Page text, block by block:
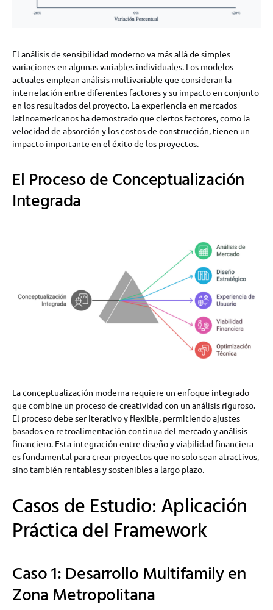
El análisis de sensibilidad moderno va más allá de simples
variaciones en algunas variables individuales. Los modelos
actuales emplean análisis multivariable que consideran la
interrelación entre diferentes factores y su impacto en conjunto
en los resultados del proyecto. La experiencia en mercados
latinoamericanos ha demostrado que ciertos factores, como la
velocidad de absorción y los costos de construcción, tienen un
impacto importante en el éxito de los proyectos.
El Proceso de Conceptualización
Integrada
La conceptualización moderna requiere un enfoque integrado
que combine un proceso de creatividad con un análisis riguroso.
El proceso debe ser iterativo y flexible, permitiendo ajustes
basados en retroalimentación continua del mercado y análisis
financiero. Esta integración entre diseño y viabilidad financiera
es fundamental para crear proyectos que no solo sean atractivos,
sino también rentables y sostenibles a largo plazo.
Casos de Estudio: Aplicación
Práctica del Framework
Caso 1: Desarrollo Multifamily en
Zona Metropolitana